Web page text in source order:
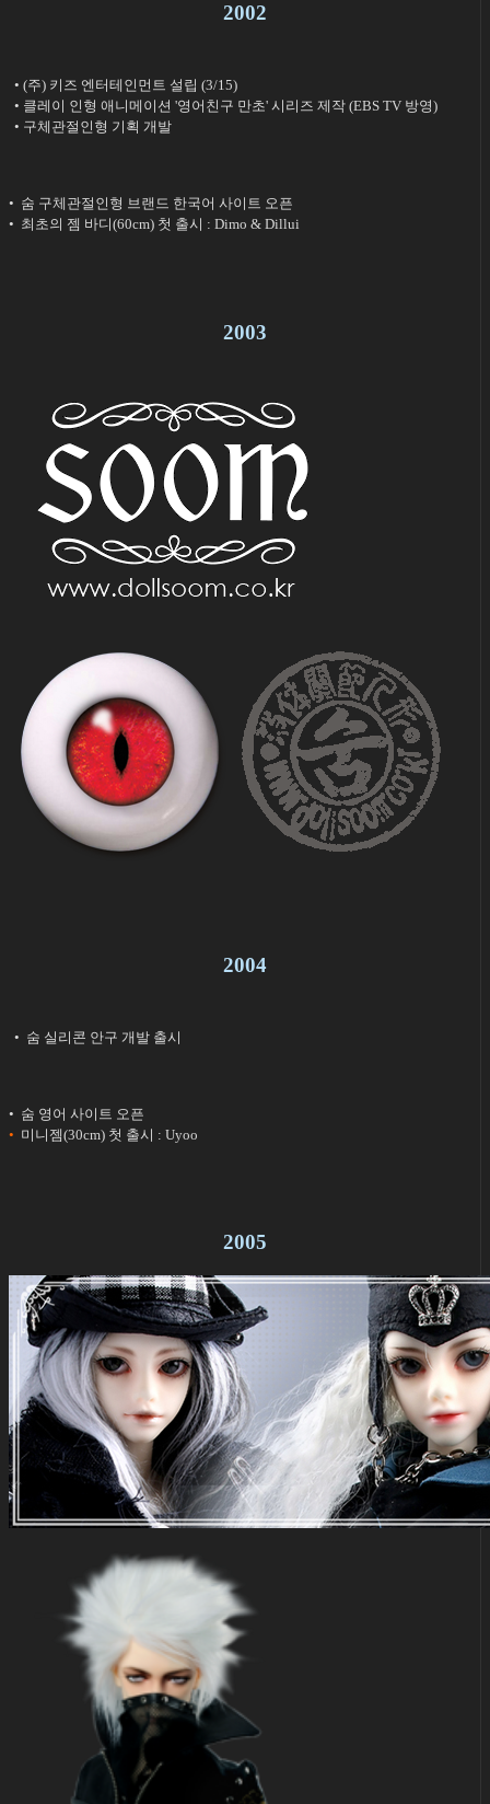
2002
• (주) 키즈 엔터테인먼트 설립 (3/15)
• 클레이 인형 애니메이션 '영어친구 만초' 시리즈 제작 (EBS TV 방영)
• 구체관절인형 기획 개발
• 숨 구체관절인형 브랜드 한국어 사이트 오픈
• 최초의 젬 바디(60cm) 첫 출시 : Dimo & Dillui
2003
2004
• 숨 실리콘 안구 개발 출시
• 숨 영어 사이트 오픈
• 미니젬(30cm) 첫 출시 : Uyoo
2005